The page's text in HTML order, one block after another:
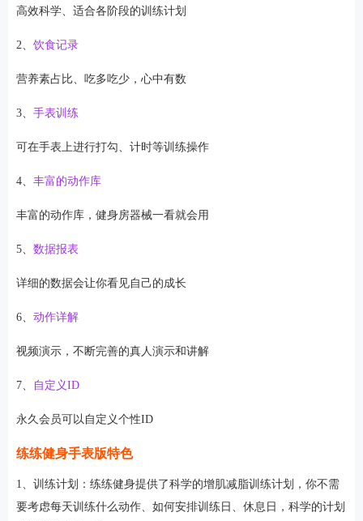
高效科学、适合各阶段的训练计划
2、 饮食记录
营养素占比、吃多吃少，心中有数
3、 手表训练
可在手表上进行打勾、计时等训练操作
4、 丰富的动作库
丰富的动作库，健身房器械一看就会用
5、 数据报表
详细的数据会让你看见自己的成长
6、 动作详解
视频演示，不断完善的真人演示和讲解
7、 自定义ID
永久会员可以自定义个性ID
练练健身手表版特色
1、训练计划：练练健身提供了科学的增肌减脂训练计划，你不需
要考虑每天训练什么动作、如何安排训练日、休息日，科学的计划